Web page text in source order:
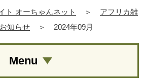
ト オーちゃんネット ＞
アフリカ雑
お知らせ ＞ 2024年09月
Menu